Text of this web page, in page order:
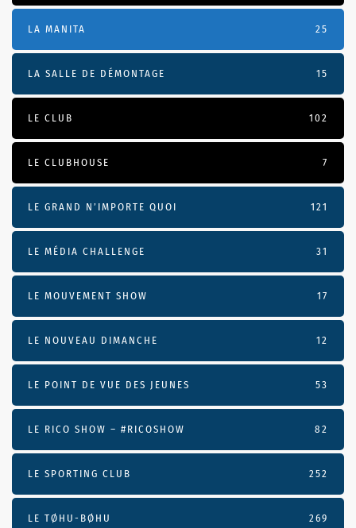
LA MANITA 25
LA SALLE DE DÉMONTAGE 15
LE CLUB 102
LE CLUBHOUSE 7
LE GRAND N’IMPORTE QUOI 121
LE MÉDIA CHALLENGE 31
LE MOUVEMENT SHOW 17
LE NOUVEAU DIMANCHE 12
LE POINT DE VUE DES JEUNES 53
LE RICO SHOW – #RICOSHOW 82
LE SPORTING CLUB 252
LE TØHU-BØHU 269